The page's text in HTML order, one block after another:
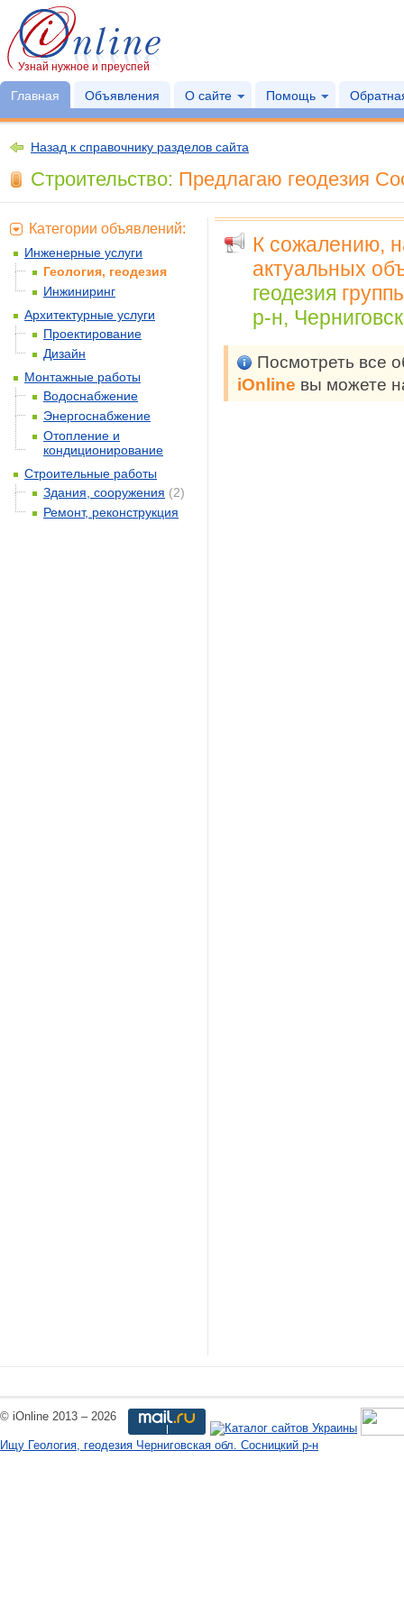
Узнай нужное и преуспей
Главная Объявления О сайте Помощь
Назад к справочнику разделов сайта
Строительство: Предлагаю геодезия
К сожалению,
актуальных
геодезия
р-н,
Посмотреть все
iOnline вы можете
Категории объявлений:
Инженерные услуги
Геология, геодезия
Инжиниринг
Архитектурные услуги
Проектирование
Дизайн
Монтажные работы
Водоснабжение
Энергоснабжение
Отопление и
кондиционирование
Строительные работы
Здания, сооружения (2)
Ремонт, реконструкция
© iOnline 2013 – 2026
Ищу Геология, геодезия Черниговская обл. Сосницкий р-н